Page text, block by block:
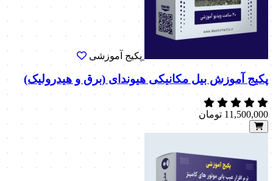
پکیج آموزشی
پکیج آموزش بیل مکانیکی هیوندای (برق و هیدرولیک)
11,500,000 تومان